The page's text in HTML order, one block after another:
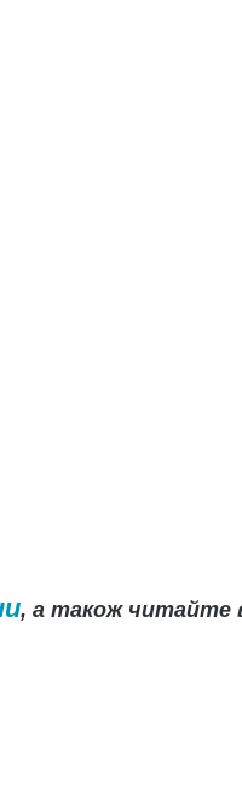
, а також читайте